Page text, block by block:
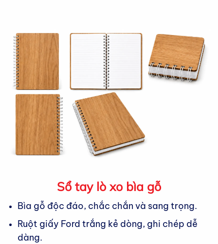
Sổ tay lò xo bìa gỗ
Bìa gỗ độc đáo, chắc chắn và sang trọng.
Ruột giấy Ford trắng kẻ dòng, ghi chép dễ
dàng.